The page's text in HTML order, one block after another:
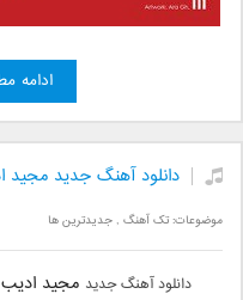
ادامه
دانلود آهنگ جدید مجید
موضوعات:تک آهنگ ,جدیدترین ها
دانلود آهنگ جدید مجید